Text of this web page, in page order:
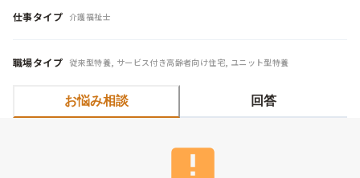
仕事タイプ 介護福祉士
職場タイプ 従来型特養, サービス付き高齢者向け住宅, ユニット型特養
お悩み相談 回答